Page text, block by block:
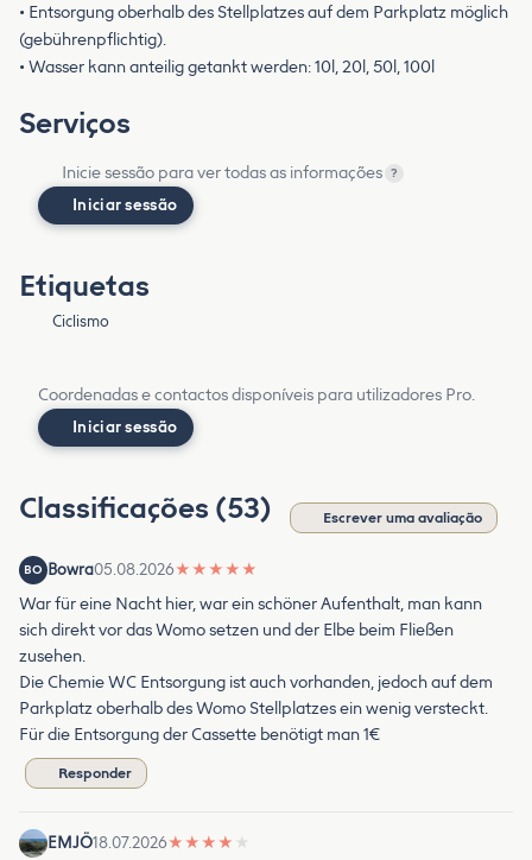
• Entsorgung oberhalb des Stellplatzes auf dem Parkplatz möglich
(gebührenpflichtig).
• Wasser kann anteilig getankt werden: 10l, 20l, 50l, 100l
Serviços
Inicie sessão para ver todas as informações ?
Iniciar sessão
Etiquetas
Ciclismo
Coordenadas e contactos disponíveis para utilizadores Pro.
Iniciar sessão
Classificações (53) Escrever uma avaliação
BO Bowra05.08.2026★ ★ ★ ★ ★
War für eine Nacht hier, war ein schöner Aufenthalt, man kann
sich direkt vor das Womo setzen und der Elbe beim Fließen
zusehen.
Die Chemie WC Entsorgung ist auch vorhanden, jedoch auf dem
Parkplatz oberhalb des Womo Stellplatzes ein wenig versteckt.
Für die Entsorgung der Cassette benötigt man 1€
Responder
EMJÖ18.07.2026★ ★ ★ ★ ★